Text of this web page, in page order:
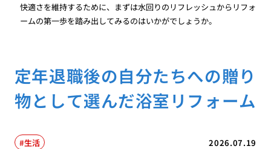
快適さを維持するために、まずは水回りのリフレッシュからリフォ
ームの第一歩を踏み出してみるのはいかがでしょうか。
定年退職後の自分たちへの贈り
物として選んだ浴室リフォーム
2026.07.19
生活